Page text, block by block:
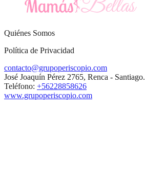
Quiénes Somos
Política de Privacidad
contacto@grupoperiscopio.com
José Joaquín Pérez 2765, Renca - Santiago.
Teléfono: +56228858626
www.grupoperiscopio.com